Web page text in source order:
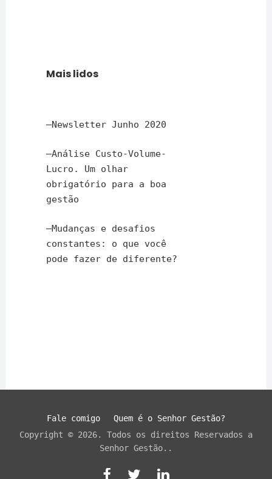
Mais lidos
–Newsletter Junho 2020
–Análise Custo-Volume-
Lucro. Um olhar
obrigatório para a boa
gestão
–Mudanças e desafios
constantes: o que você
pode fazer de diferente?
Fale comigo
Quem é o Senhor Gestão?
Copyright © 2026. Todos os direitos Reservados a
Senhor Gestão..